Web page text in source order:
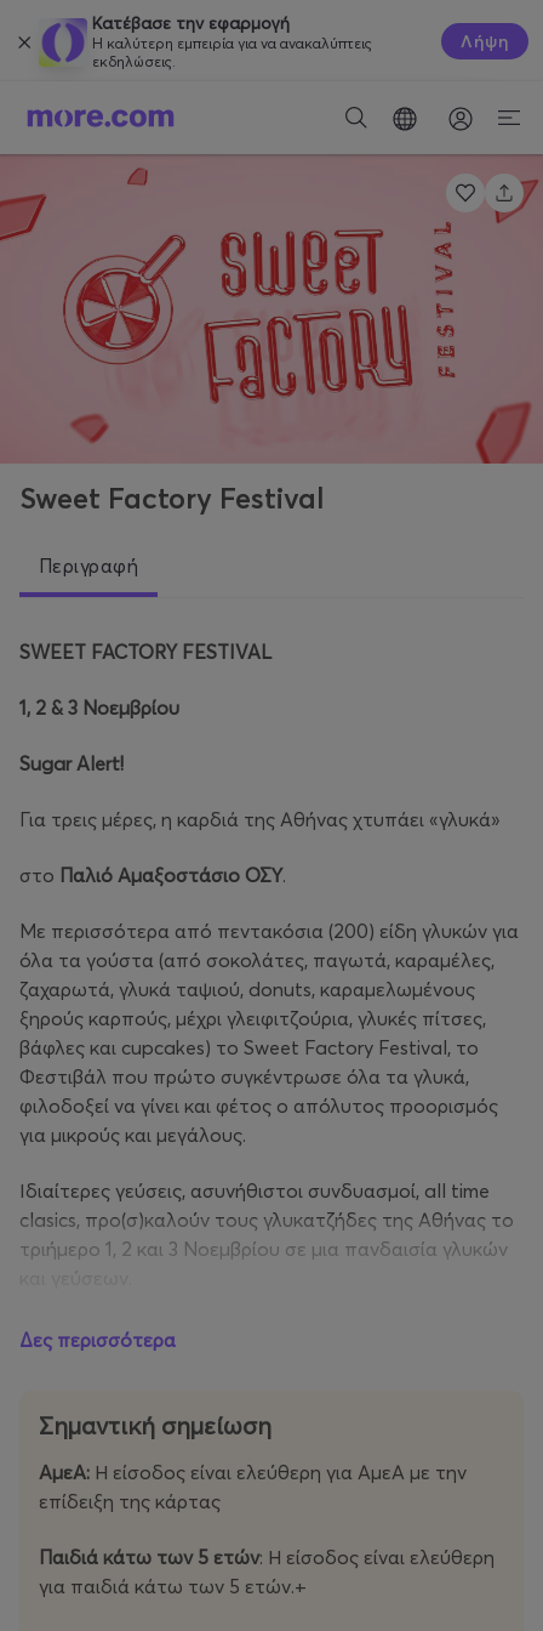
Κατέβασε την εφαρμογή
Η καλύτερη εμπειρία για να ανακαλύπτεις
εκδηλώσεις.
Λήψη
Sweet Factory Festival
Περιγραφή
SWEET FACTORY FESTIVAL
1, 2 & 3 Νοεμβρίου
Sugar Alert!
Για τρεις μέρες, η καρδιά της Αθήνας χτυπάει «γλυκά»
στο Παλιό Αμαξοστάσιο ΟΣΥ.
Με περισσότερα από πεντακόσια (200) είδη γλυκών για
όλα τα γούστα (από σοκολάτες, παγωτά, καραμέλες,
ζαχαρωτά, γλυκά ταψιού, donuts, καραμελωμένους
ξηρούς καρπούς, μέχρι γλειφιτζούρια, γλυκές πίτσες,
βάφλες και cupcakes) το Sweet Factory Festival, το
Φεστιβάλ που πρώτο συγκέντρωσε όλα τα γλυκά,
φιλοδοξεί να γίνει και φέτος ο απόλυτος προορισμός
για μικρούς και μεγάλους.
Ιδιαίτερες γεύσεις, ασυνήθιστοι συνδυασμοί, all time
clasics, προ(σ)καλούν τους γλυκατζήδες της Αθήνας το
τριήμερο 1, 2 και 3 Νοεμβρίου σε μια πανδαισία γλυκών
SWEETFACTORYFESTIVAL
Μέρες:1, 2 & 3 Νοεμβρίου
Ωράριο:11.00 - 23.00
Ημερήσιο Εισιτήριο - 7€
Δες περισσότερα
Σημαντική σημείωση
ΑμεΑ: Η είσοδος είναι ελεύθερη για ΑμεΑ με την
επίδειξη της κάρτας
Παιδιά κάτω των 5 ετών: Η είσοδος είναι ελεύθερη
για παιδιά κάτω των 5 ετών.+